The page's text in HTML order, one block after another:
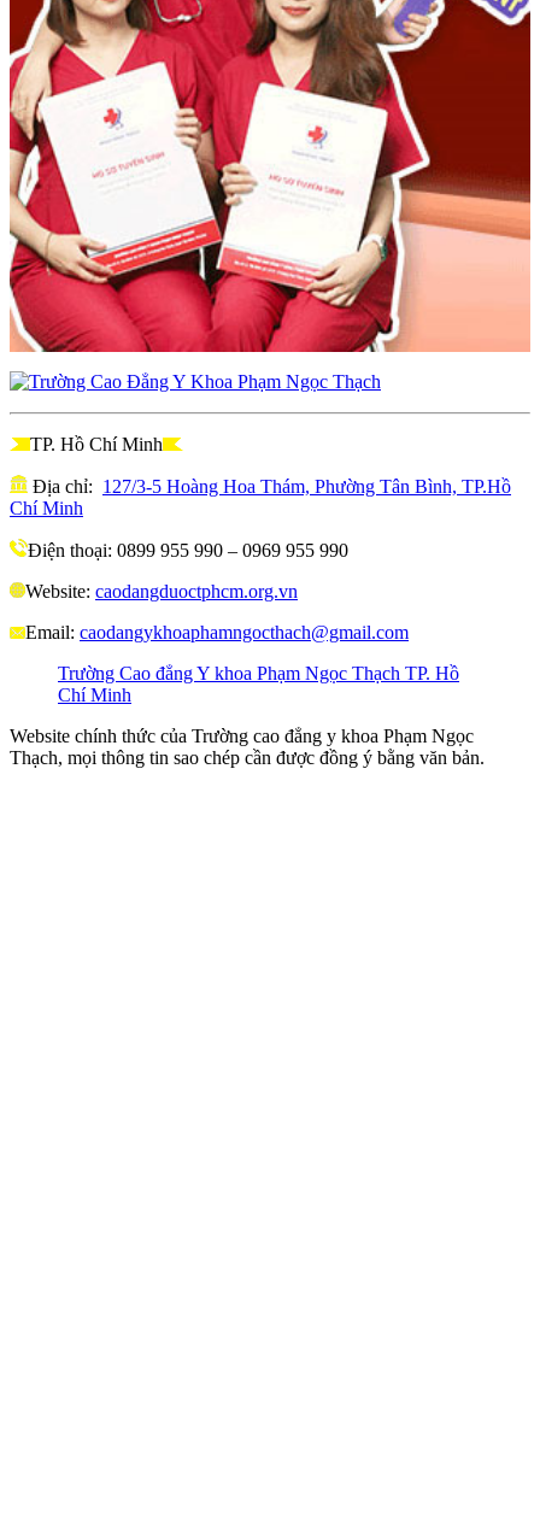
TP. Hồ Chí Minh
Địa chỉ: 127/3-5 Hoàng Hoa Thám, Phường Tân Bình, TP.Hồ
Chí Minh
Điện thoại: 0899 955 990 – 0969 955 990
Website: caodangduoctphcm.org.vn
Email: caodangykhoaphamngocthach@gmail.com
Trường Cao đẳng Y khoa Phạm Ngọc Thạch TP. Hồ
Chí Minh
Website chính thức của Trường cao đẳng y khoa Phạm Ngọc
Thạch, mọi thông tin sao chép cần được đồng ý bằng văn bản.